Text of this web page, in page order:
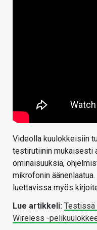
Videolla kuulokkeisiin
testirutiinin mukaisesti
ominaisuuksia,
mikrofonin
luettavissa myös
Lue artikkeli: Testissä
Wireless -